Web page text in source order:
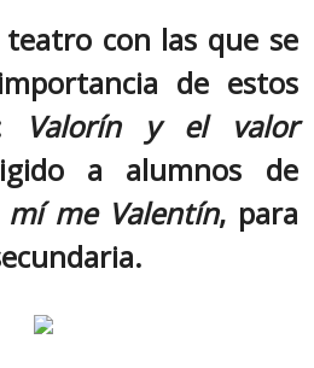
e
s
k
p
teatro con las que se
de estos
Valorín y el valor
a alumnos de
mí me Valentín, para